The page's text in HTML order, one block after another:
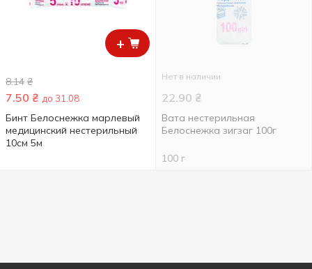
+
8.14 ₴
7.50 ₴ до 31.08
Бинт Белоснежка марлевый
медицинский нестерильный
10см 5м
Нет в наличии
22.90 ₴
Вата нестерильная
Белоснежка зигзаг 100г
100 г